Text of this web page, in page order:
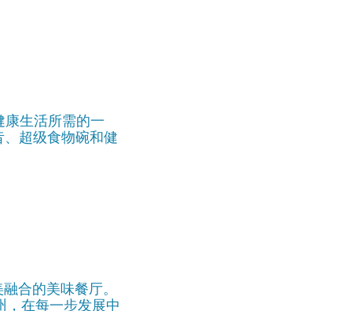
康生活所需的一
超级食物碗和健
合的美味餐厅。
，在每一步发展中